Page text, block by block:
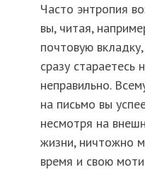
Часто энтропия
вы, читая,
почтовую
сразу стараетесь
неправильно.
на письмо вы
несмотря на
жизни, ничтожно
время и свою